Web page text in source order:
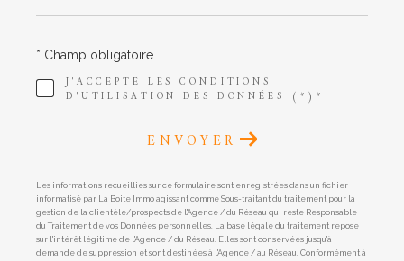
J'ACCEPTE LES CONDITIONS
D'UTILISATION DES DONNÉES (*)*
* Champ obligatoire
ENVOYER
Les informations recueillies sur ce formulaire sont enregistrées dans un fichier
informatisé par La Boite Immo agissant comme Sous-traitant du traitement pour la
gestion de la clientèle/prospects de l'Agence / du Réseau qui reste Responsable
du Traitement de vos Données personnelles. La base légale du traitement repose
sur l'intérêt légitime de l'Agence / du Réseau. Elles sont conservées jusqu'à
demande de suppression et sont destinées à l'Agence / au Réseau. Conformément à